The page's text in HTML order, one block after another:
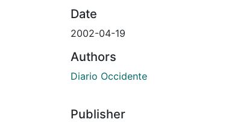
Date
2002-04-19
Authors
Diario Occidente
Publisher